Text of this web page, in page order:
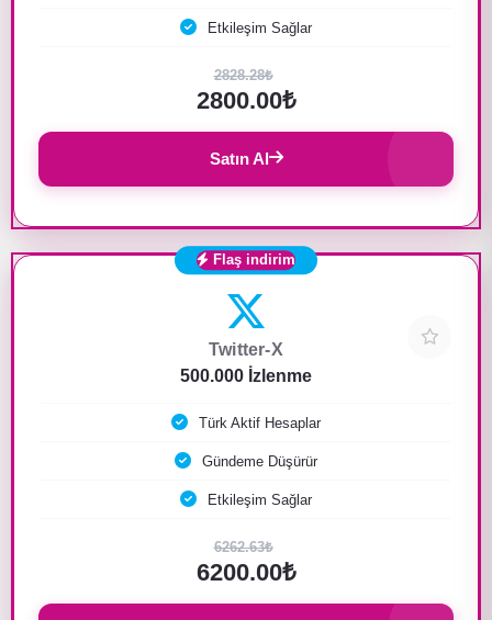
Etkileşim Sağlar
2828.28₺
2800.00₺
Satın Al
Flaş indirim
Twitter-X
500.000 İzlenme
Türk Aktif Hesaplar
Gündeme Düşürür
Etkileşim Sağlar
6262.63₺
6200.00₺